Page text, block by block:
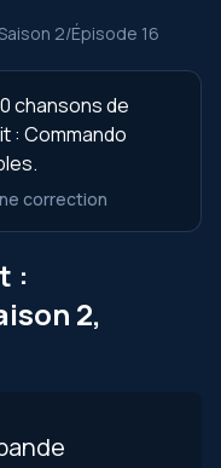
2/Épisode 16
chansons de
: Commando
correction
:
2,